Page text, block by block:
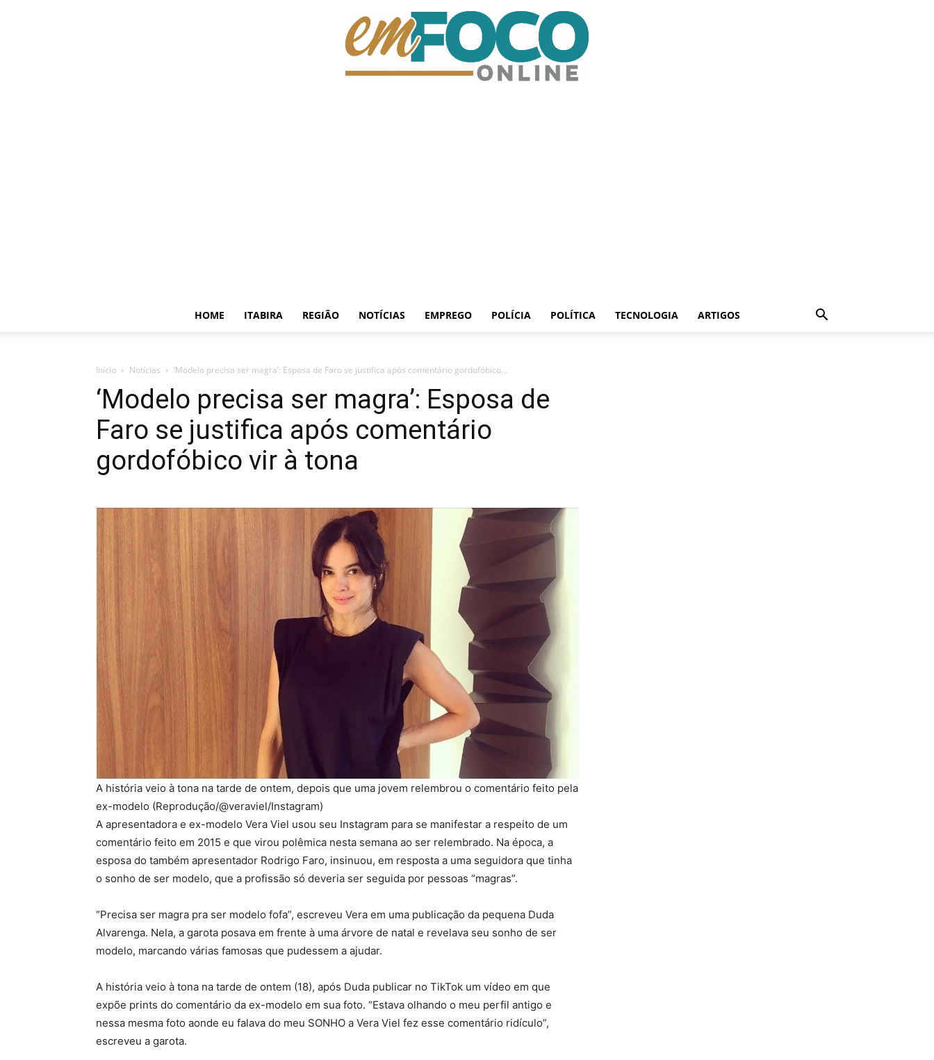
HOME ITABIRA REGIÃO NOTÍCIAS EMPREGO POLÍCIA POLÍTICA TECNOLOGIA ARTIGOS
Início Notícias ‘Modelo precisa ser magra’: Esposa de Faro se justifica após comentário gordofóbico...
‘Modelo precisa ser magra’: Esposa de
Faro se justifica após comentário
gordofóbico vir à tona
A história veio à tona na tarde de ontem, depois que uma jovem relembrou o comentário feito pela
ex-modelo (Reprodução/@veraviel/Instagram)
A apresentadora e ex-modelo Vera Viel usou seu Instagram para se manifestar a respeito de um
comentário feito em 2015 e que virou polêmica nesta semana ao ser relembrado. Na época, a
esposa do também apresentador Rodrigo Faro, insinuou, em resposta a uma seguidora que tinha
o sonho de ser modelo, que a profissão só deveria ser seguida por pessoas “magras”.
“Precisa ser magra pra ser modelo fofa”, escreveu Vera em uma publicação da pequena Duda
Alvarenga. Nela, a garota posava em frente à uma árvore de natal e revelava seu sonho de ser
modelo, marcando várias famosas que pudessem a ajudar.
A história veio à tona na tarde de ontem (18), após Duda publicar no TikTok um vídeo em que
expõe prints do comentário da ex-modelo em sua foto. “Estava olhando o meu perfil antigo e
nessa mesma foto aonde eu falava do meu SONHO a Vera Viel fez esse comentário ridículo”,
escreveu a garota.